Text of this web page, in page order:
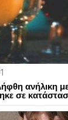
ανήλικη
σε